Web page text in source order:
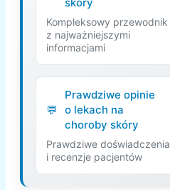
Kompleksowy przewodnik
z najważniejszymi
informacjami
Prawdziwe opinie
o lekach na
choroby skóry
Prawdziwe doświadczenia
i recenzje pacjentów